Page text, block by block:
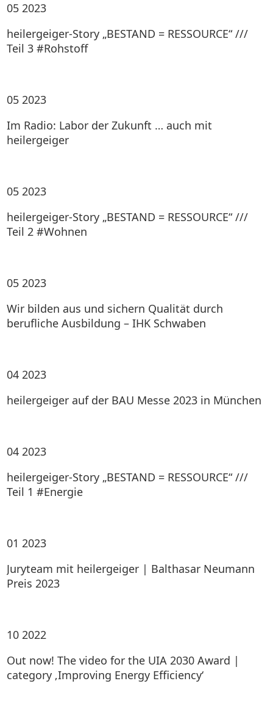
05 2023
heilergeiger-Story „BESTAND = RESSOURCE“ ///
Teil 3 #Rohstoff
05 2023
Im Radio: Labor der Zukunft … auch mit
heilergeiger
05 2023
heilergeiger-Story „BESTAND = RESSOURCE“ ///
Teil 2 #Wohnen
05 2023
Wir bilden aus und sichern Qualität durch
berufliche Ausbildung – IHK Schwaben
04 2023
heilergeiger auf der BAU Messe 2023 in München
04 2023
heilergeiger-Story „BESTAND = RESSOURCE“ ///
Teil 1 #Energie
01 2023
Juryteam mit heilergeiger | Balthasar Neumann
Preis 2023
10 2022
Out now! The video for the UIA 2030 Award |
category ‚Improving Energy Efficiency‘